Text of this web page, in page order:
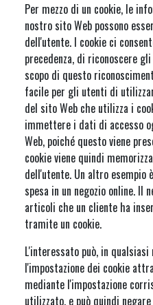
Per mezzo di un cookie, le
nostro sito Web possono
dell'utente. I cookie ci
precedenza, di riconoscere
scopo di questo
facile per gli utenti di
del sito Web che utilizza i
immettere i dati di accesso
Web, poiché questo viene
cookie viene quindi
dell'utente. Un altro esempio
spesa in un negozio online. Il
articoli che un cliente ha
tramite un cookie.
L'interessato può, in
l'impostazione dei cookie
mediante l'impostazione
utilizzato, e può quindi